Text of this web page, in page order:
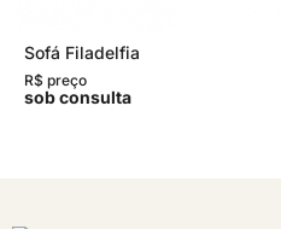
Sofá Filadelfia
R$ preço
sob consulta